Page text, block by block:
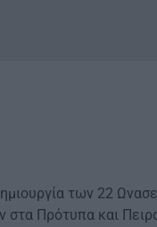
των 22
Πρότυπα και